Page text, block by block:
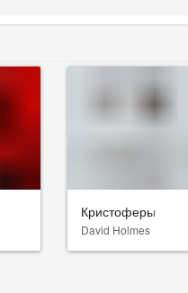
Кристоферы
David Holmes